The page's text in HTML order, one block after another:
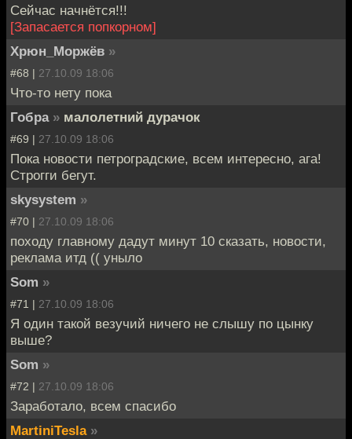
Сейчас начнётся!!!
[Запасается попкорном]
Хрюн_Моржёв »
#68 | 27.10.09 18:06
Что-то нету пока
Гобра » малолетний дурачок
#69 | 27.10.09 18:06
Пока новости петроградские, всем интересно, ага!
Строгги бегут.
skysystem »
#70 | 27.10.09 18:06
походу главному дадут минут 10 сказать, новости,
реклама итд (( уныло
Som »
#71 | 27.10.09 18:06
Я один такой везучий ничего не слышу по цынку
выше?
Som »
#72 | 27.10.09 18:06
Заработало, всем спасибо
MartiniTesla »